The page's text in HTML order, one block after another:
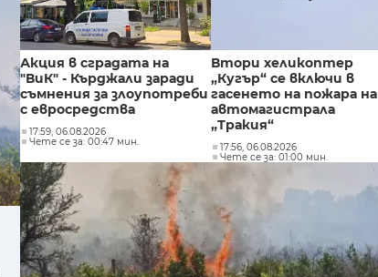
Акция в сградата на
"ВиК" - Кърджали заради
съмнения за злоупотреби
с евросредства
17:59, 06.08.2026
Чете се за: 00:47 мин.
Втори хеликоптер
„Кугър“ се включи в
гасенето на пожара на
автомагистрала
„Тракия“
17:56, 06.08.2026
Чете се за: 01:00 мин.